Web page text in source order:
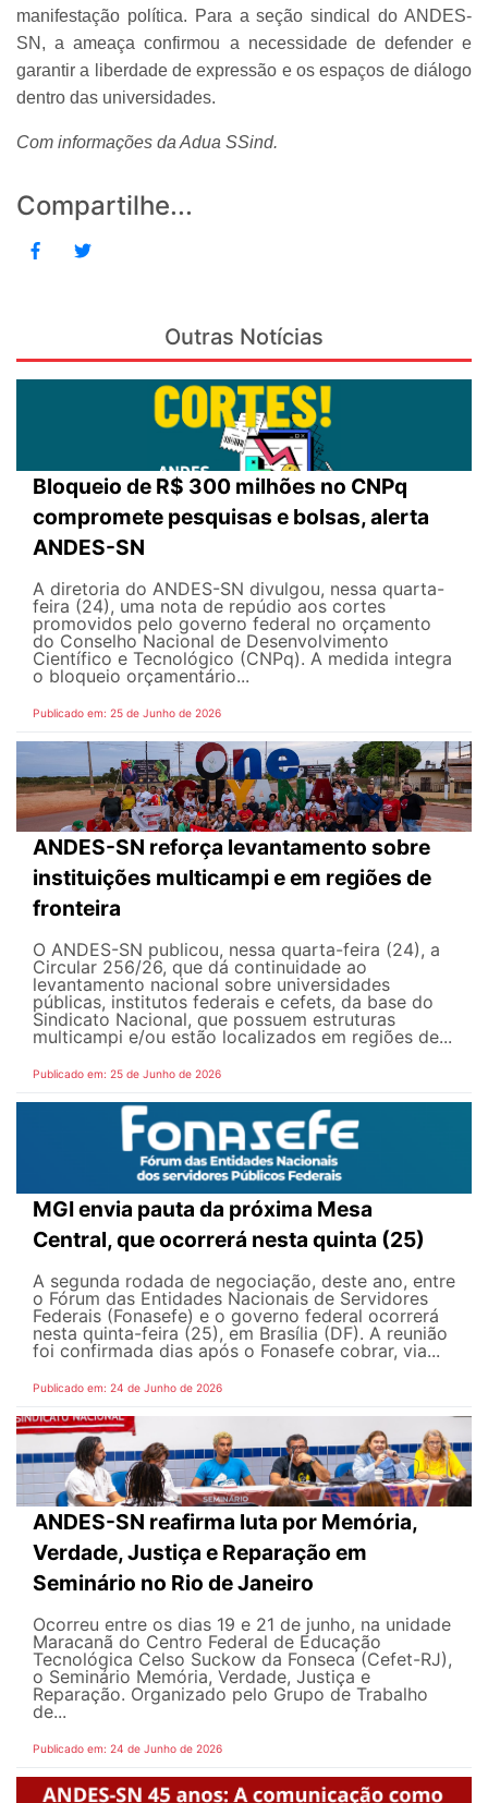
manifestação política. Para a seção sindical do ANDES-
SN, a ameaça confirmou a necessidade de defender e
garantir a liberdade de expressão e os espaços de diálogo
dentro das universidades.
Com informações da Adua SSind.
Compartilhe...
Outras Notícias
Bloqueio de R$ 300 milhões no CNPq
compromete pesquisas e bolsas, alerta
ANDES-SN
A diretoria do ANDES-SN divulgou, nessa quarta-
feira (24), uma nota de repúdio aos cortes
promovidos pelo governo federal no orçamento
do Conselho Nacional de Desenvolvimento
Científico e Tecnológico (CNPq). A medida integra
o bloqueio orçamentário...
Publicado em: 25 de Junho de 2026
ANDES-SN reforça levantamento sobre
instituições multicampi e em regiões de
fronteira
O ANDES-SN publicou, nessa quarta-feira (24), a
Circular 256/26, que dá continuidade ao
levantamento nacional sobre universidades
públicas, institutos federais e cefets, da base do
Sindicato Nacional, que possuem estruturas
multicampi e/ou estão localizados em regiões de...
Publicado em: 25 de Junho de 2026
MGI envia pauta da próxima Mesa
Central, que ocorrerá nesta quinta (25)
A segunda rodada de negociação, deste ano, entre
o Fórum das Entidades Nacionais de Servidores
Federais (Fonasefe) e o governo federal ocorrerá
nesta quinta-feira (25), em Brasília (DF). A reunião
foi confirmada dias após o Fonasefe cobrar, via...
Publicado em: 24 de Junho de 2026
ANDES-SN reafirma luta por Memória,
Verdade, Justiça e Reparação em
Seminário no Rio de Janeiro
Ocorreu entre os dias 19 e 21 de junho, na unidade
Maracanã do Centro Federal de Educação
Tecnológica Celso Suckow da Fonseca (Cefet-RJ),
o Seminário Memória, Verdade, Justiça e
Reparação. Organizado pelo Grupo de Trabalho
de...
Publicado em: 24 de Junho de 2026